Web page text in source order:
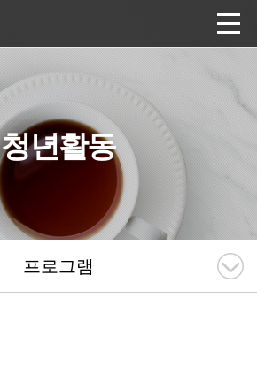
청년활동
프로그램